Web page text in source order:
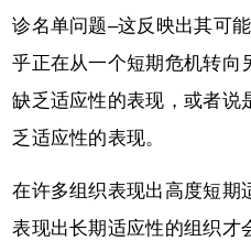
诊名单问题–这反映出其可
乎正在从一个短期危机转向
缺乏适应性的表现，或者说
乏适应性的表现。
在许多组织表现出高度短期
表现出长期适应性的组织才